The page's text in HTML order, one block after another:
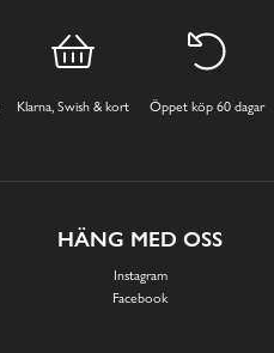
Klarna, Swish & kort Öppet köp 60 dagar
HÄNG MED OSS
Instagram
Facebook